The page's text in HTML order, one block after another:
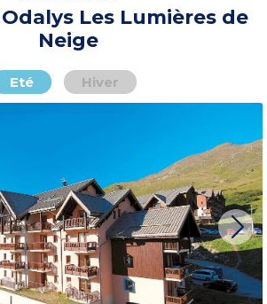
Les Lumières de
Neige
Eté Hiver